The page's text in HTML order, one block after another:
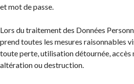
et mot de passe.
Lors du traitement des Données
prend toutes les mesures raisonnables
toute perte, utilisation détournée, accès
altération ou destruction.